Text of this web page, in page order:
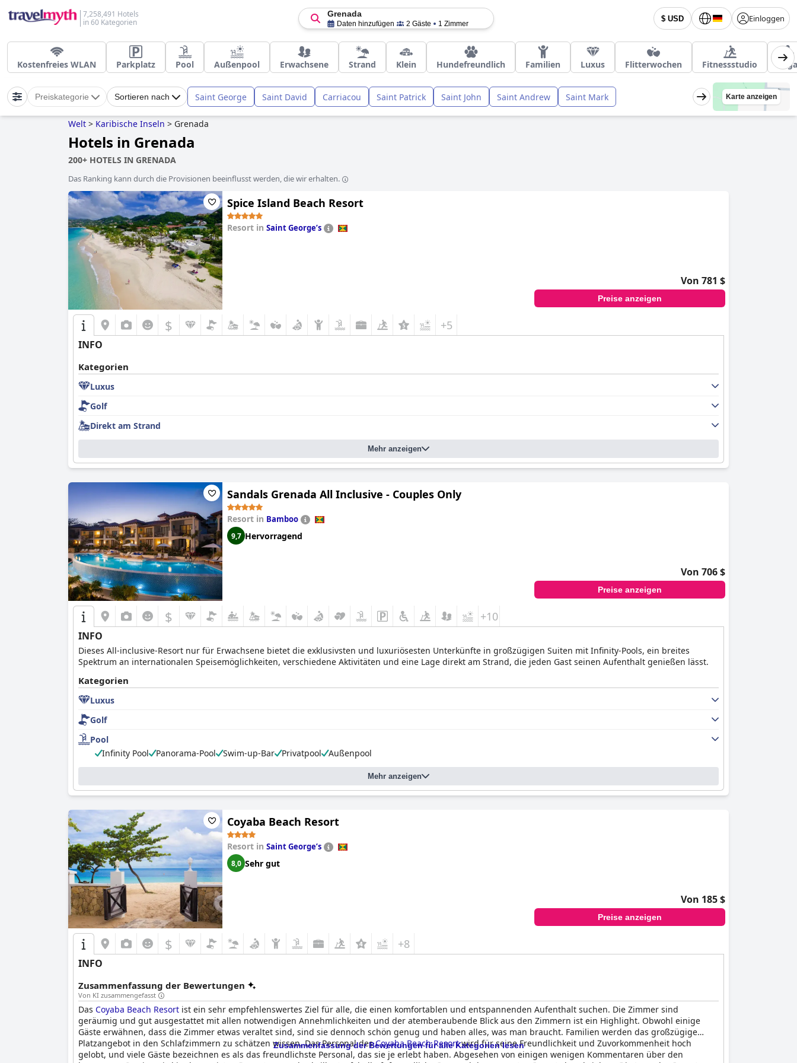
7,258,491 Hotels
in 60 Kategorien
$ USD Einloggen
Grenada
Daten hinzufügen 2 Gäste 1 Zimmer
Kostenfreies WLAN Parkplatz Pool Außenpool Erwachsene Strand Klein Hundefreundlich Familien Luxus Flitterwochen Fitnessstudio Yoga
Preiskategorie Sortieren nach Saint George Saint David Carriacou Saint Patrick Saint John Saint Andrew Saint Mark Karte anzeigen
Welt > Karibische Inseln > Grenada
Hotels in Grenada
200+ HOTELS IN GRENADA
Das Ranking kann durch die Provisionen beeinflusst werden, die wir erhalten.
Spice Island Beach Resort
Resort in Saint Georgeʼs
Von 781 $
Preise anzeigen
$ +5
INFO
Kategorien
Luxus
Golf
Direkt am Strand
Mehr anzeigen
Sandals Grenada All Inclusive - Couples Only
Resort in Bamboo
9,7 Hervorragend
Von 706 $
Preise anzeigen
$ +10
INFO
Dieses All-inclusive-Resort nur für Erwachsene bietet die exklusivsten und luxuriösesten Unterkünfte in großzügigen Suiten mit Infinity-Pools, ein breites
Spektrum an internationalen Speisemöglichkeiten, verschiedene Aktivitäten und eine Lage direkt am Strand, die jeden Gast seinen Aufenthalt genießen lässt.
Kategorien
Luxus
Golf
Pool
Infinity Pool
Panorama-Pool Swim-up-Bar Privatpool Außenpool
Mehr anzeigen
Coyaba Beach Resort
Resort in Saint Georgeʼs
8,0 Sehr gut
Von 185 $
Preise anzeigen
$ +8
INFO
Zusammenfassung der Bewertungen
Von KI zusammengefasst
Das Coyaba Beach Resort ist ein sehr empfehlenswertes Ziel für alle, die einen komfortablen und entspannenden Aufenthalt suchen. Die Zimmer sind
geräumig und gut ausgestattet mit allen notwendigen Annehmlichkeiten und der atemberaubende Blick aus den Zimmern ist ein Highlight. Obwohl einige
Gäste erwähnen, dass die Zimmer etwas veraltet sind, sind sie dennoch schön genug und haben alles, was man braucht. Familien werden das großzügige
Platzangebot in den Schlafzimmern zu schätzen wissen. Das Personal desCoyaba Beach Resortwird für seine Freundlichkeit und Zuvorkommenheit hoch
gelobt, und viele Gäste bezeichnen es als das freundlichste Personal, das sie je erlebt haben. Abgesehen von einigen wenigen Kommentaren über den
Zusammenfassung der Bewertungen für alle Kategorien lesen